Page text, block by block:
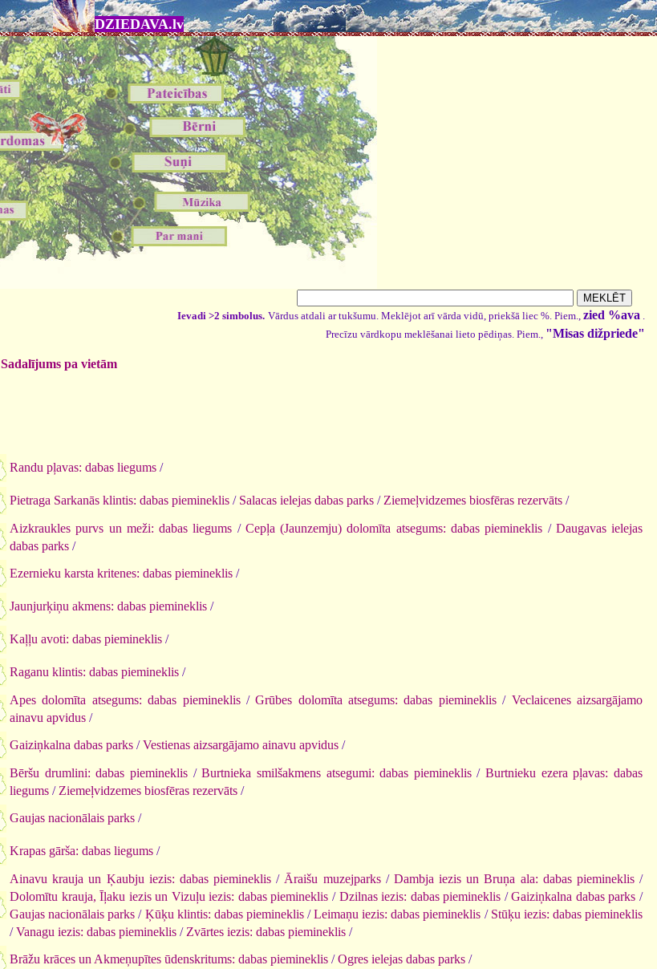
DZIEDAVA.lv
Ievadi >2 simbolus. Vārdus atdali ar tukšumu. Meklējot arī vārda vidū, priekšā liec %. Piem., zied %ava .
Precīzu vārdkopu meklēšanai lieto pēdiņas. Piem., "Misas dižpriede"
Sadalījums pa vietām
Randu pļavas: dabas liegums /
Pietraga Sarkanās klintis: dabas piemineklis / Salacas ielejas dabas parks / Ziemeļvidzemes biosfēras rezervāts /
Aizkraukles purvs un meži: dabas liegums / Cepļa (Jaunzemju) dolomīta atsegums: dabas piemineklis / Daugavas ielejas
dabas parks /
Ezernieku karsta kritenes: dabas piemineklis /
Jaunjurķiņu akmens: dabas piemineklis /
Kaļļu avoti: dabas piemineklis /
Raganu klintis: dabas piemineklis /
Apes dolomīta atsegums: dabas piemineklis/Grūbes dolomīta atsegums: dabas piemineklis/ Veclaicenes aizsargājamo
ainavu apvidus /
Gaiziņkalna dabas parks /Vestienas aizsargājamo ainavu apvidus /
Bēršu drumlini: dabas piemineklis/Burtnieka smilšakmens atsegumi: dabas piemineklis/Burtnieku ezera pļavas: dabas
liegums / Ziemeļvidzemes biosfēras rezervāts /
Gaujas nacionālais parks /
Krapas gārša: dabas liegums /
Ainavu krauja un Ķaubju iezis: dabas piemineklis / Āraišu muzejparks/ Dambja iezis un Bruņa ala: dabas piemineklis/
Dolomītu krauja, Īļaku iezis un Vizuļu iezis: dabas piemineklis / Dzilnas iezis: dabas piemineklis /Gaiziņkalna dabas parks /
Gaujas nacionālais parks / Ķūķu klintis: dabas piemineklis/Leimaņu iezis: dabas piemineklis / Stūķu iezis: dabas piemineklis
/Vanagu iezis: dabas piemineklis / Zvārtes iezis: dabas piemineklis /
Brāžu krāces un Akmeņupītes ūdenskritums: dabas piemineklis /Ogres ielejas dabas parks /